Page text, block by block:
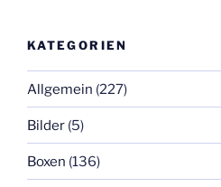
KATEGORIEN
Allgemein (227)
Bilder (5)
Boxen (136)